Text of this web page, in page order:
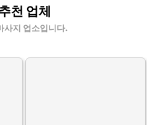
천 업체
사지 업소입니다.